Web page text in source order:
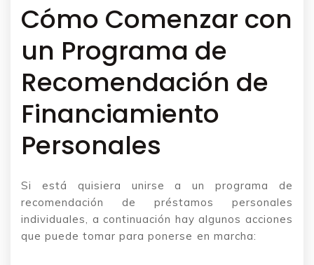
Cómo Comenzar con
un Programa de
Recomendación de
Financiamiento
Personales
Si está quisiera unirse a un programa de
recomendación de préstamos personales
individuales, a continuación hay algunos acciones
que puede tomar para ponerse en marcha: